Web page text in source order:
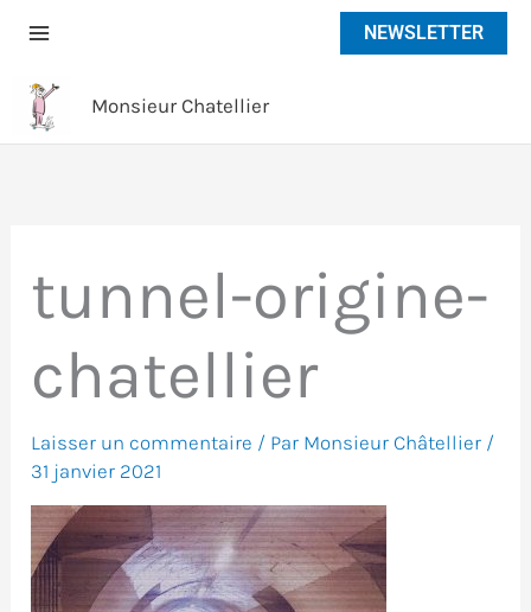
NEWSLETTER
Monsieur Chatellier
tunnel-origine-
chatellier
Laisser un commentaire / Par Monsieur Châtellier /
31 janvier 2021